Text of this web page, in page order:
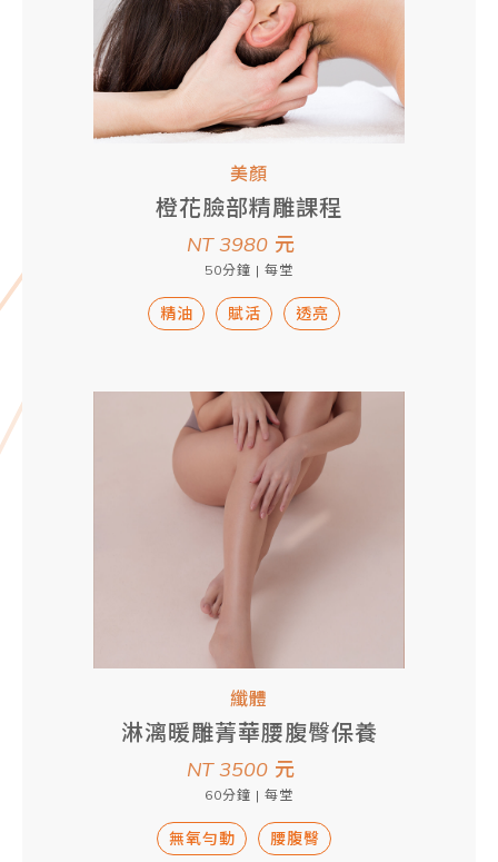
美顏
橙花臉部精雕課程
NT 3980 元
50分鐘 | 每堂
精油 賦活 透亮
纖體
淋漓暖雕菁華腰腹臀保養
NT 3500 元
60分鐘 | 每堂
無氧勻動 腰腹臀